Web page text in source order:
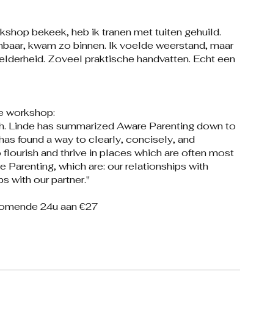
bekeek, heb ik tranen met tuiten gehuild.
kwam zo binnen. Ik voelde weerstand, maar
Zoveel praktische handvatten. Echt een
workshop:
Linde has summarized Aware Parenting down to
found a way to clearly, concisely, and
and thrive in places which are often most
Parenting, which are: our relationships with
with our partner."
24u aan €27